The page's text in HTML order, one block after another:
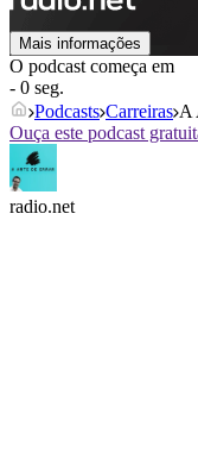
Mais informações
O podcast começa em
- 0 seg.
Podcasts Carreiras A
Ouça este podcast
radio.net